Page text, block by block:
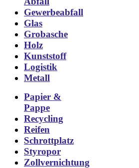
Gewerbeabfall
Glas
Grobasche
Holz
Kunststoff
Logistik
Metall
Papier &
Pappe
Recycling
Reifen
Schrottplatz
Styropor
Zollvernichtung